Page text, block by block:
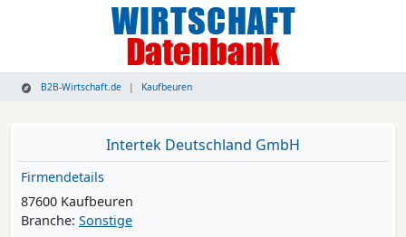
B2B-Wirtschaft.de Kaufbeuren
Intertek Deutschland GmbH
Firmendetails
87600 Kaufbeuren
Branche: Sonstige